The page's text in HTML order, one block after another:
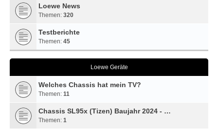
Loewe News
Themen: 320
Testberichte
Themen: 45
Loewe Geräte
Welches Chassis hat mein TV?
Themen: 11
Chassis SL95x (Tizen) Baujahr 2024 - …
Themen: 1